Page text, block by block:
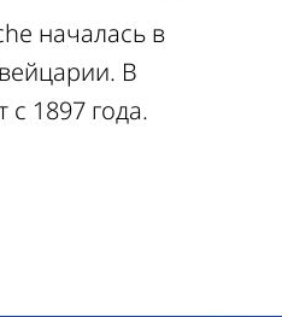
началась в
В
с 1897 года.